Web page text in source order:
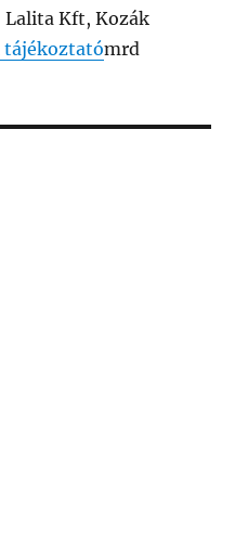
Kft, Kozák
tájékoztatómrd